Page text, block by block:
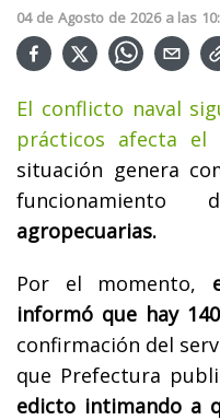
04 de Agosto de 2026 a las
El conflicto naval
prácticos afecta el
situación genera
agropecuarias.
Por el momento,
informó que hay
confirmación del
que Prefectura
edicto intimando a